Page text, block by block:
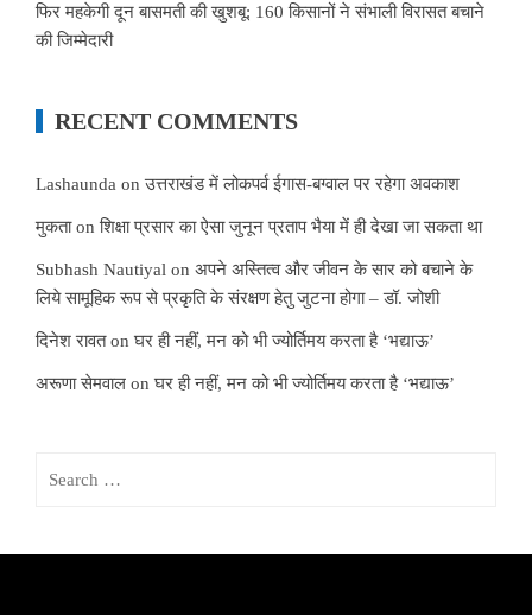
फिर महकेगी दून बासमती की खुशबू: 160 किसानों ने संभाली विरासत बचाने
की जिम्मेदारी
RECENT COMMENTS
Lashaunda onउत्तराखंड में लोकपर्व ईगास-बग्वाल पर रहेगा अवकाश
मुकताonशिक्षा प्रसार का ऐसा जुनून प्रताप भैया में ही देखा जा सकता था
Subhash Nautiyal on अपने अस्तित्व और जीवन के सार को बचाने के
लिये सामूहिक रूप से प्रकृति के संरक्षण हेतु जुटना होगा – डॉ. जोशी
दिनेश रावतonघर ही नहीं, मन को भी ज्योर्तिमय करता है ‘भद्याऊ’
अरूणा सेमवाल onघर ही नहीं, मन को भी ज्योर्तिमय करता है ‘भद्याऊ’